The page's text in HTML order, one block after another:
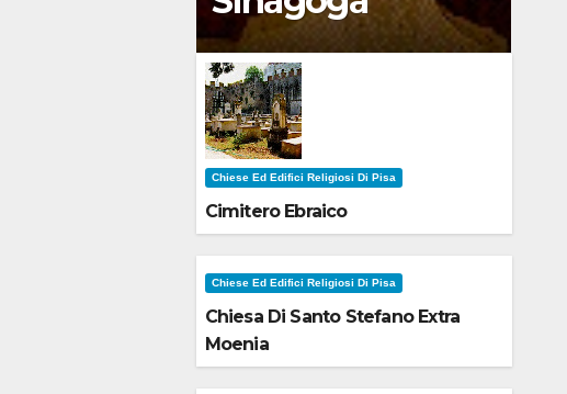
Chiese Ed Edifici Religiosi Di Pisa
Cimitero Ebraico
Chiese Ed Edifici Religiosi Di Pisa
Chiesa Di Santo Stefano Extra
Moenia